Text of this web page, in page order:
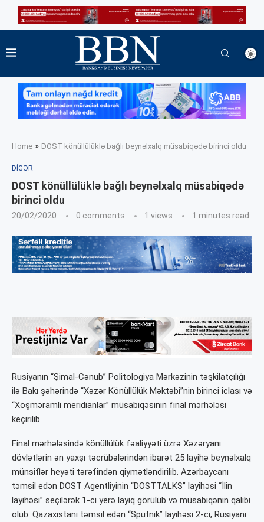
Home » DOST könüllülüklə bağlı beynəlxalq müsabiqədə birinci oldu
DIGƏR
DOST könüllülüklə bağlı beynəlxalq müsabiqədə
birinci oldu
20/02/2020 0 comments 1 views 1 minutes read
Rusiyanın “Şimal-Cənub” Politologiya Mərkəzinin təşkilatçılığı
ilə Bakı şəhərində “Xəzər Könüllülük Məktəbi”nin birinci iclası və
“Xoşməramlı meridianlar” müsabiqəsinin final mərhələsi
keçirilib.
Final mərhələsində könüllülük fəaliyyəti üzrə Xəzəryanı
dövlətlərin ən yaxşı təcrübələrindən ibarət 25 layihə beynəlxalq
münsiflər heyəti tərəfindən qiymətləndirilib. Azərbaycanı
təmsil edən DOST Agentliyinin “DOSTTALKS” layihəsi “İlin
layihəsi” seçilərək 1-ci yerə layiq görülüb və müsabiqənin qalibi
olub. Qazaxıstanı təmsil edən “Sputnik” layihəsi 2-ci, Rusiyanı